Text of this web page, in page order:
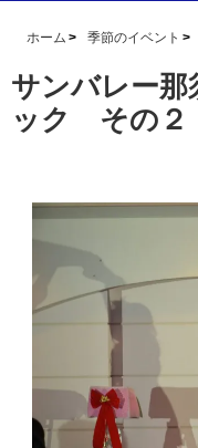
ホーム 季節のイベント
サンバレー
ック その２